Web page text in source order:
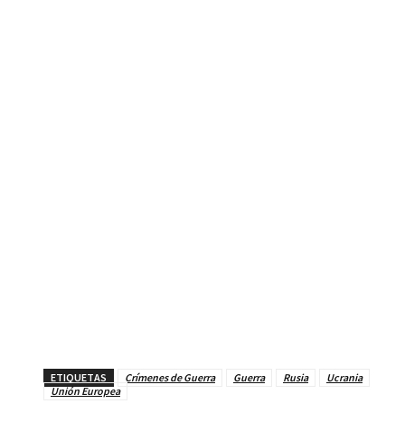
ETIQUETAS Crímenes de Guerra Guerra Rusia
Ucrania
Unión Europea